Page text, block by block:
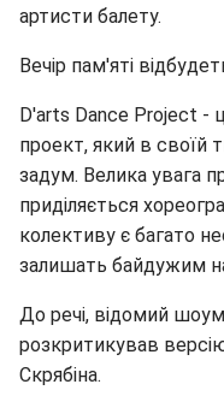
артисти балету.
Вечір пам'яті
D'arts Dance Project -
проект, який в своїй
задум. Велика увага
приділяється
колективу є багато
залишать байдужим
До речі, відомий
розкритикував
Скрябіна.